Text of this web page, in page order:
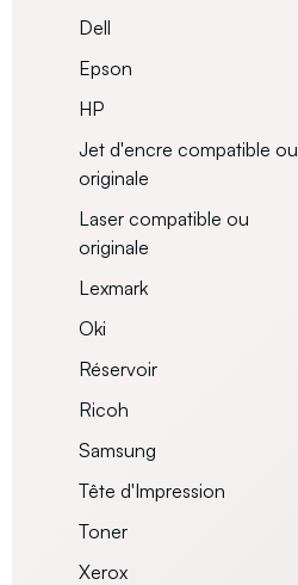
Dell
Epson
HP
Jet d'encre compatible ou
originale
Laser compatible ou
originale
Lexmark
Oki
Réservoir
Ricoh
Samsung
Tête d'Impression
Toner
Xerox